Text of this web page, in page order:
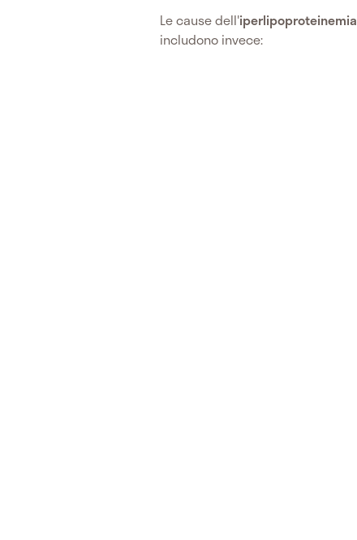
Le cause dell'iperlipoproteinemia
includono invece: